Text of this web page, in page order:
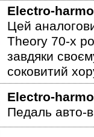
Electro-
Цей
Theory 70-х
завдяки
соковитий
Electro-
Педаль авто-